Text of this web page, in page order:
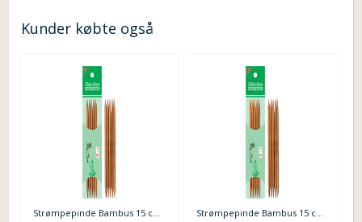
Kunder købte også
Strømpepinde Bambus 15 cm - 3,0 mm Strømpepinde Bambus 15 cm - 3,5 mm